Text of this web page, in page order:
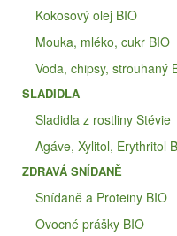
Kokosový olej BIO
Mouka, mléko, cukr BIO
Voda, chipsy, strouhaný
SLADIDLA
Sladidla z rostliny Stévie
Agáve, Xylitol, Erythritol
ZDRAVÁ SNÍDANĚ
Snídaně a Proteiny BIO
Ovocné prášky BIO